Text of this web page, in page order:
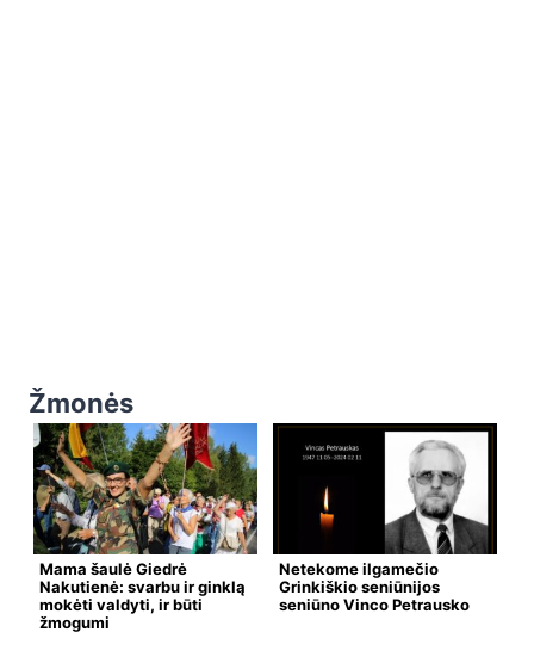
Žmonės
Mama šaulė Giedrė
Nakutienė: svarbu ir ginklą
mokėti valdyti, ir būti
žmogumi
Netekome ilgamečio
Grinkiškio seniūnijos
seniūno Vinco Petrausko